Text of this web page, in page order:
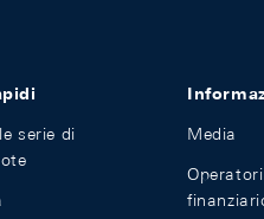
serie di
Media